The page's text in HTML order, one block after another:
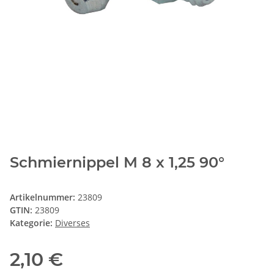
Schmiernippel M 8 x 1,25 90°
Artikelnummer: 23809
GTIN: 23809
Kategorie: Diverses
2,10 €